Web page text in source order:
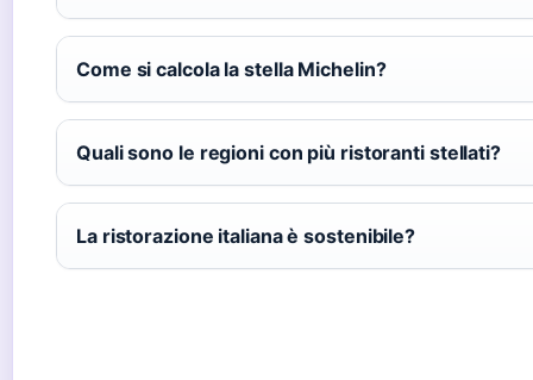
Come si calcola la stella Michelin?
Quali sono le regioni con più ristoranti stellati?
La ristorazione italiana è sostenibile?